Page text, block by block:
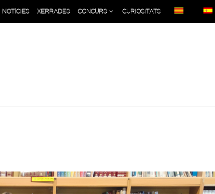
NOTÍCIES XERRADES CONCURS CURIOSITATS